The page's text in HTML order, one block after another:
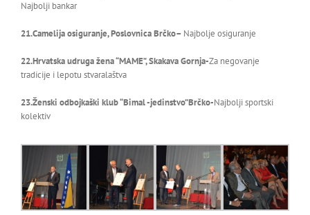
Najbolji bankar
21.Camelija osiguranje, Poslovnica Brčko– Najbolje osiguranje
22.Hrvatska udruga žena “MAME”, Skakava Gornja-Za negovanje
tradicije i lepotu stvaralaštva
23.Ženski odbojkaški klub “Bimal -jedinstvo”Brčko-Najbolji sportski
kolektiv